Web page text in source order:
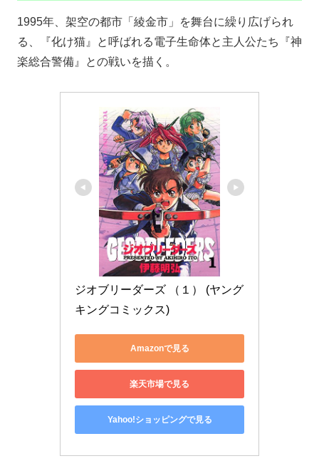
1995年、架空の都市「綾金市」を舞台に繰り広げられ
る、『化け猫』と呼ばれる電子生命体と主人公たち『神
楽総合警備』との戦いを描く。
ジオブリーダーズ （１） (ヤング
キングコミックス)
Amazonで見る
楽天市場で見る
Yahoo!ショッピングで見る